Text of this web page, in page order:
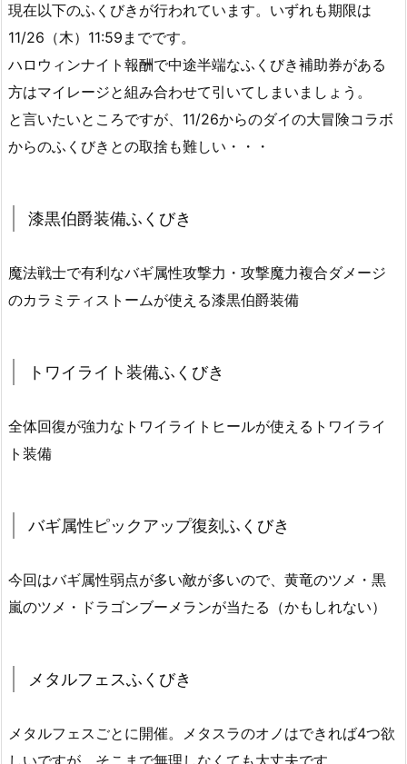
現在以下のふくびきが行われています。いずれも期限は
11/26（木）11:59までです。
ハロウィンナイト報酬で中途半端なふくびき補助券がある
方はマイレージと組み合わせて引いてしまいましょう。
と言いたいところですが、11/26からのダイの大冒険コラボ
からのふくびきとの取捨も難しい・・・
漆黒伯爵装備ふくびき
魔法戦士で有利なバギ属性攻撃力・攻撃魔力複合ダメージ
のカラミティストームが使える漆黒伯爵装備
トワイライト装備ふくびき
全体回復が強力なトワイライトヒールが使えるトワイライ
ト装備
バギ属性ピックアップ復刻ふくびき
今回はバギ属性弱点が多い敵が多いので、黄竜のツメ・黒
嵐のツメ・ドラゴンブーメランが当たる（かもしれない）
メタルフェスふくびき
メタルフェスごとに開催。メタスラのオノはできれば4つ欲